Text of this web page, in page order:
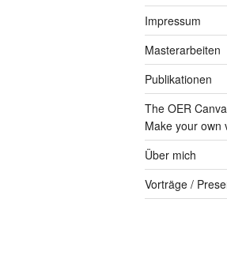
Impressum
Masterarbeiten
Publikationen
The OER
Make your own
Über mich
Vorträge /